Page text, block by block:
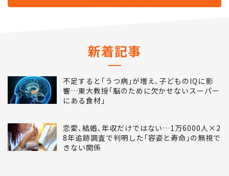
新着記事
不足すると｢うつ病｣が増え､子どものIQに影
響…東大教授｢脳のために欠かせないスーパー
にある食材｣
恋愛､結婚､年収だけではない…1万6000人×2
8年追跡調査で判明した｢容姿と寿命｣の無視で
きない関係